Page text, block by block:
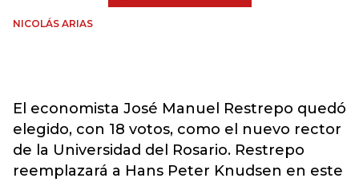
NICOLÁS ARIAS
El economista José Manuel Restrepo quedó
elegido, con 18 votos, como el nuevo rector
de la Universidad del Rosario. Restrepo
reemplazará a Hans Peter Knudsen en este